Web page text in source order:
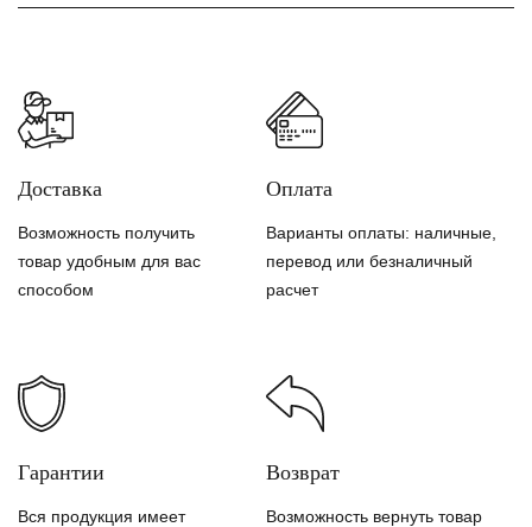
Доставка
Возможность получить
товар удобным для вас
способом
Оплата
Варианты оплаты: наличные,
перевод или безналичный
расчет
Гарантии
Вся продукция имеет
Возврат
Возможность вернуть товар